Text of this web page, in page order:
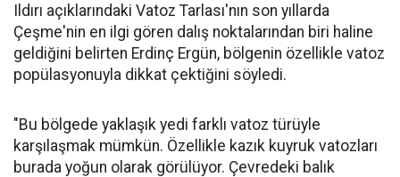
Ildırı açıklarındaki Vatoz Tarlası'nın son yıllarda
Çeşme'nin en ilgi gören dalış noktalarından biri haline
geldiğini belirten Erdinç Ergün, bölgenin özellikle vatoz
popülasyonuyla dikkat çektiğini söyledi.
"Bu bölgede yaklaşık yedi farklı vatoz türüyle
karşılaşmak mümkün. Özellikle kazık kuyruk vatozları
burada yoğun olarak görülüyor. Çevredeki balık